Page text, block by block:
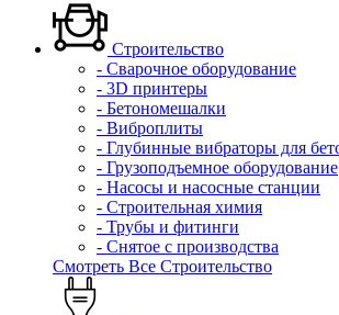
Строительство
- Сварочное оборудование
- 3D принтеры
- Бетономешалки
- Виброплиты
- Глубинные вибраторы для
- Грузоподъемное оборудование
- Насосы и насосные станции
- Строительная химия
- Трубы и фитинги
- Снятое с производства
Смотреть Все Строительство